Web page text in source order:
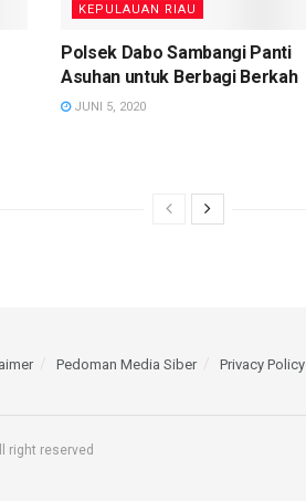
KEPULAUAN RIAU
Polsek Dabo Sambangi Panti
Asuhan untuk Berbagi Berkah
JUNI 5, 2020
Pedoman Media Siber Privacy Policy
right reserved